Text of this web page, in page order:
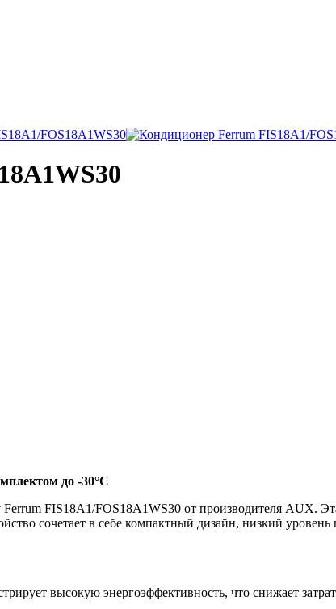
до -30°C
FIS18A1/FOS18A1WS30 от производителя AUX.
сочетает в себе компактный дизайн, низкий
высокую энергоэффективность, что снижает